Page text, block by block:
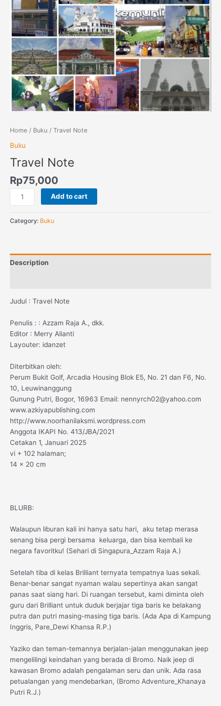
Home / Buku / Travel Note
Buku
Travel Note
Rp75,000
Add to cart
Category: Buku
Description
Judul : Travel Note
Penulis : : Azzam Raja A., dkk.
Editor : Merry Alianti
Layouter: idanzet
Diterbitkan oleh:
Perum Bukit Golf, Arcadia Housing Blok E5, No. 21 dan F6, No.
10, Leuwinanggung
Gunung Putri, Bogor, 16963 Email: nennyrch02@yahoo.com
www.azkiyapublishing.com
http://www.noorhanilaksmi.wordpress.com
Anggota IKAPI No. 413/JBA/2021
Cetakan 1, Januari 2025
vi + 102 halaman;
14 x 20 cm
BLURB:
Walaupun liburan kali ini hanya satu hari, aku tetap merasa
senang bisa pergi bersama keluarga, dan bisa kembali ke
negara favoritku! (Sehari di Singapura_Azzam Raja A.)
Setelah tiba di kelas Brilliant ternyata tempatnya luas sekali.
Benar-benar sangat nyaman walau sepertinya akan sangat
panas saat siang hari. Di ruangan tersebut, kami diminta oleh
guru dari Brilliant untuk duduk berjajar tiga baris ke belakang
putra dan putri masing-masing tiga baris. (Ada Apa di Kampung
Inggris, Pare_Dewi Khansa R.P.)
Yaziko dan teman-temannya berjalan-jalan menggunakan jeep
mengelilingi keindahan yang berada di Bromo. Naik jeep di
kawasan Bromo adalah pengalaman seru dan unik. Ada rasa
petualangan yang mendebarkan, (Bromo Adventure_Khanaya
Putri R.J.)